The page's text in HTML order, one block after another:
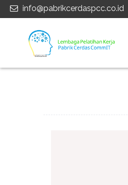
info@pabrikcerdaspcc.co.id